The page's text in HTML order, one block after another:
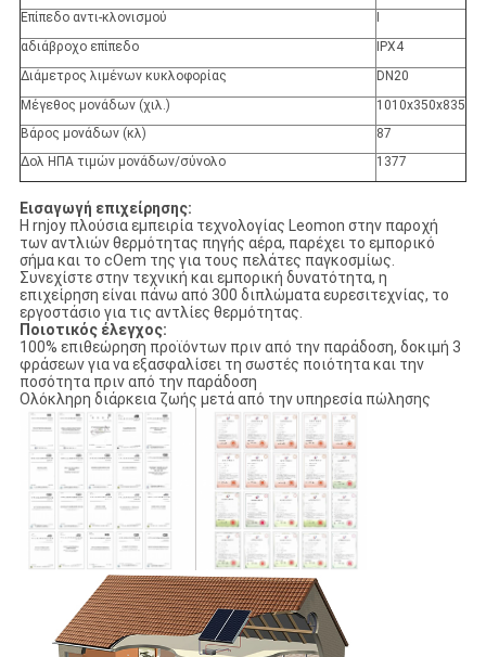
Επίπεδο αντι-κλονισμού
αδιάβροχο επίπεδο
IPX4
Διάμετρος λιμένων κυκλοφορίας
DN20
Μέγεθος μονάδων (χιλ.)
1010x350x835
Βάρος μονάδων (κλ)
87
Δολ ΗΠΑ τιμών μονάδων/σύνολο
1377
Εισαγωγή επιχείρησης:
Η rnjoy πλούσια εμπειρία τεχνολογίας Leomon στην παροχή
των αντλιών θερμότητας πηγής αέρα, παρέχει το εμπορικό
σήμα και το cOem της για τους πελάτες παγκοσμίως.
Συνεχίστε στην τεχνική και εμπορική δυνατότητα, η
επιχείρηση είναι πάνω από 300 διπλώματα ευρεσιτεχνίας, το
εργοστάσιο για τις αντλίες θερμότητας.
Ποιοτικός έλεγχος:
100% επιθεώρηση προϊόντων πριν από την παράδοση, δοκιμή 3
φράσεων για να εξασφαλίσει τη σωστές ποιότητα και την
ποσότητα πριν από την παράδοση
Ολόκληρη διάρκεια ζωής μετά από την υπηρεσία πώλησης